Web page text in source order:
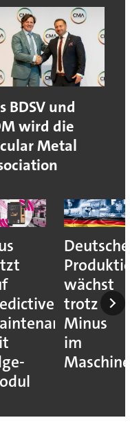
BDSV und
wird die
Metal
Deutsche
wächst
trotz
Minus
im